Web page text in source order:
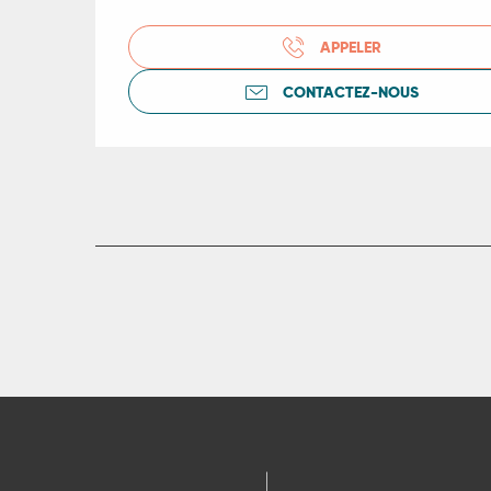
APPELER
CONTACTEZ-NOUS